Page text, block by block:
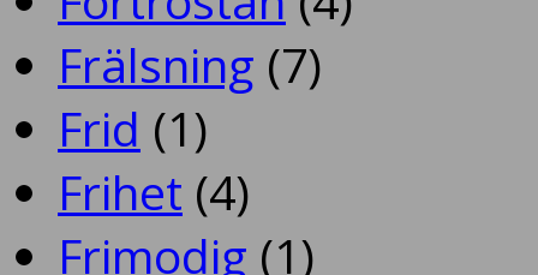
Frälsning (7)
Frid (1)
Frihet (4)
Frimodig (1)